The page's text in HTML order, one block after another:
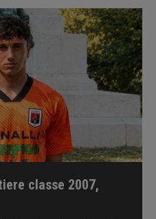
classe 2007,